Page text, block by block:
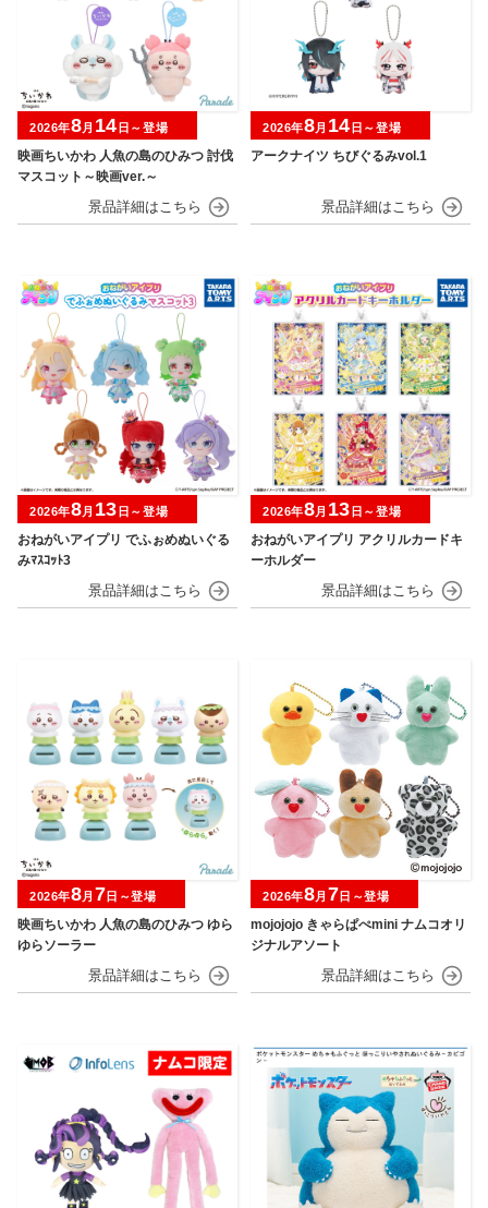
映画ちいかわ 人魚の島のひみつ 討伐
マスコット～映画ver.～
2026年8月 14 日～登場
アークナイツ ちびぐるみvol.1
2026年8月 14 日～登場
おねがいアイプリ でふぉめぬいぐる
みﾏｽｺｯﾄ3
2026年8月 13 日～登場
おねがいアイプリ アクリルカードキ
ーホルダー
2026年8月 13 日～登場
映画ちいかわ 人魚の島のひみつ ゆら
ゆらソーラー
2026年8月 7日～登場
mojojojo きゃらぱぺmini ナムコオリ
ジナルアソート
2026年8月 7日～登場